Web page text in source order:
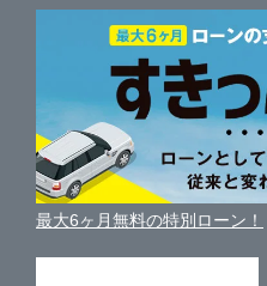
三重
愛媛
高知
鹿児島
沖縄
中古車人気ランキング
自動車ローンを調べる
ガリバーの自動車ローン
車買い替えの基礎知識
近くのお店で車を探す
車を売る時よくある質問
便利な査定サービス
中古車買取相場（毎月更新）
車の個人売買ガイド
新車・中古車カタログ
車の燃費を調べる
車種別クチコミ
車比較サイト
サイトマップ
サイトの使用条件
利用規約
最大6ヶ月無料の特別ローン！